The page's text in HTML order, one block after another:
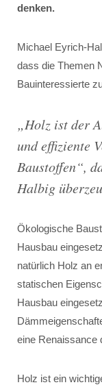
denken.
Michael Eyrich-
dass die Themen
Bauinteressierte
„Holz ist der
und effiziente
Baustoffen“,
Halbig
Ökologische
Hausbau
natürlich Holz an
statischen
Hausbau
eine Renaissance
Holz ist ein